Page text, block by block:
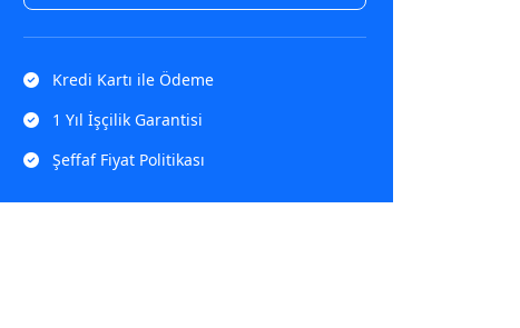
Kredi Kartı ile Ödeme
1 Yıl İşçilik Garantisi
Şeffaf Fiyat Politikası